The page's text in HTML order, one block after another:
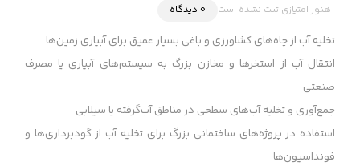
هنوز امتیازی ثبت نشده است 0 دیدگاه
تخلیه آب از چاه‌های کشاورزی و باغی بسیار عمیق برای آبیاری زمین‌ها
انتقال آب از استخرها و مخازن بزرگ به سیستم‌های آبیاری یا مصرف
صنعتی
جمع‌آوری و تخلیه آب‌های سطحی در مناطق آب‌گرفته یا سیلابی
استفاده در پروژه‌های ساختمانی بزرگ برای تخلیه آب از گودبرداری‌ها و
فونداسیون‌ها